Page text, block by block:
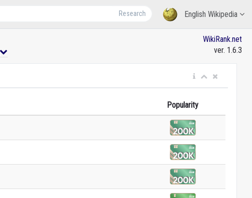
English Wikipedia
Research
WikiRank.net
ver. 1.6.3
Popularity